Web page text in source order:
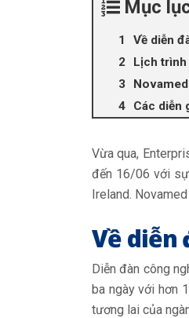
Mục
Về diễn
Lịch trình
Các diễn
Vừa qua,
đến 16/06 với sự
Ireland.
Về diễn
Diễn đàn công
ba ngày với hơn
tương lai của